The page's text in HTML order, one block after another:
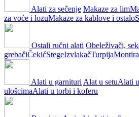
Alati za sečenje Makaze za lim
za voće i lozuMakaze za kablove i ostalo
Ostali ručni alati Obeleživači,
grebačiČekićStegeIzvlakačTurpija
Alati u garnituri Alat u setuAlati
ulošcimaAlati u torbi i koferu